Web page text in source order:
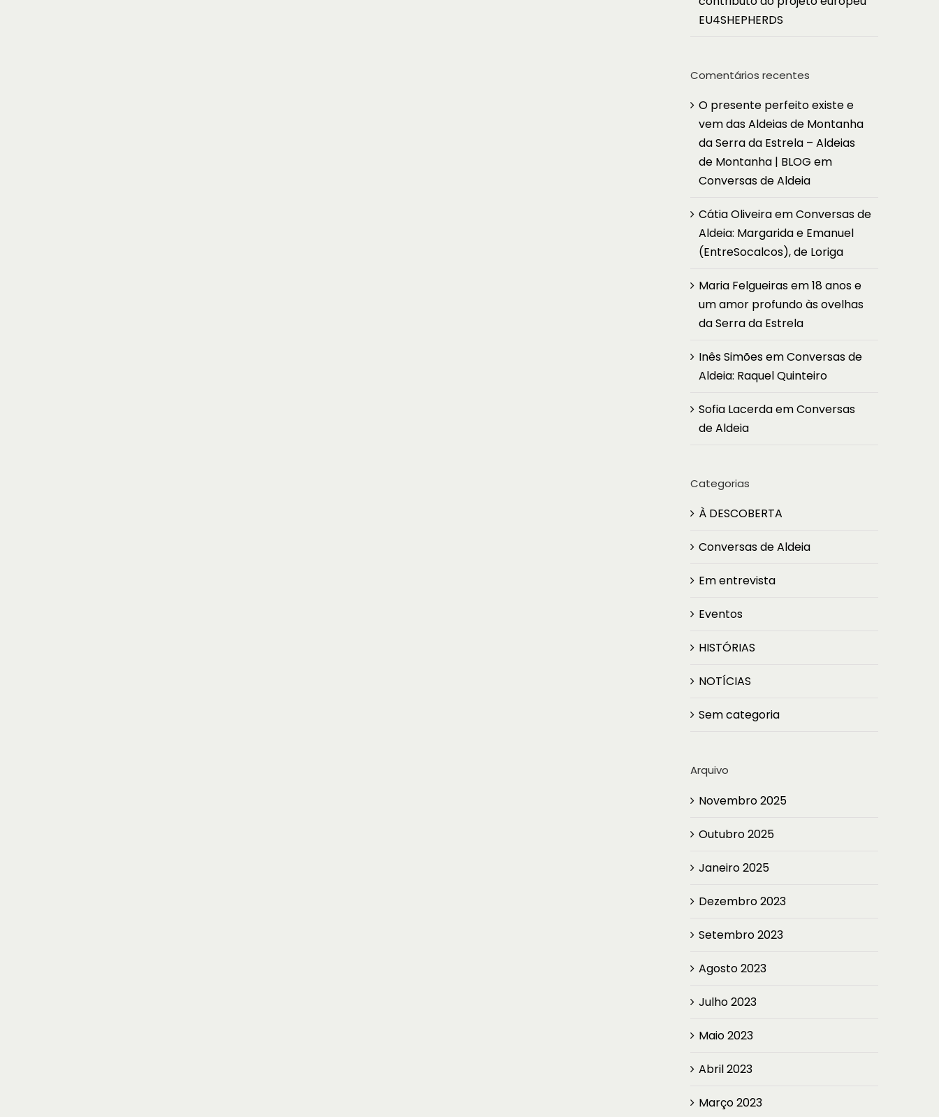
EU4SHEPHERDS
Comentários recentes
O presente perfeito existe e
vem das Aldeias de Montanha
da Serra da Estrela – Aldeias
de Montanha | BLOG em
Conversas de Aldeia
Cátia OliveiraemConversas de
Aldeia: Margarida e Emanuel
(EntreSocalcos), de Loriga
Maria Felgueirasem18 anos e
um amor profundo às ovelhas
da Serra da Estrela
Inês SimõesemConversas de
Aldeia: Raquel Quinteiro
Sofia LacerdaemConversas
de Aldeia
Categorias
À DESCOBERTA
Conversas de Aldeia
Em entrevista
Eventos
HISTÓRIAS
NOTÍCIAS
Sem categoria
Arquivo
Novembro 2025
Outubro 2025
Janeiro 2025
Dezembro 2023
Setembro 2023
Agosto 2023
Julho 2023
Maio 2023
Abril 2023
Março 2023